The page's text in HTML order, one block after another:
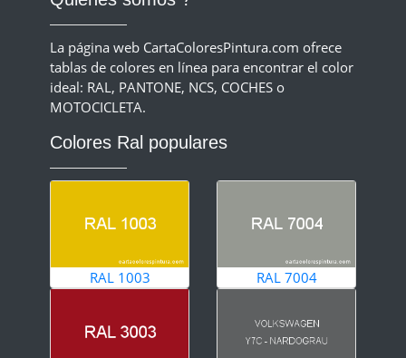
La página web CartaColoresPintura.com ofrece
tablas de colores en línea para encontrar el color
ideal: RAL, PANTONE, NCS, COCHES o
MOTOCICLETA.
Colores Ral populares
RAL 1003 RAL 7004